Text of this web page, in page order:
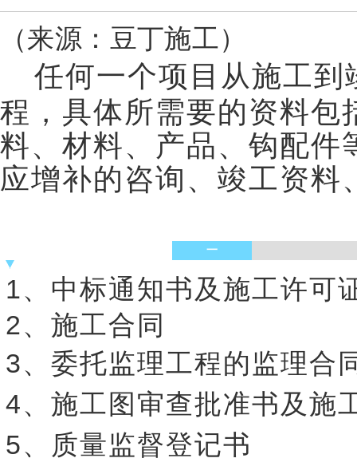
（来源：豆丁施工）
任何一个项目从施工
程，具体所需要的资料包
料、材料、产品、钩配件
应增补的咨询、竣工资
一
1、中标通知书及施工许可
2、施工合同
3、委托监理工程的监理合
4、施工图审查批准书及施
5、质量监督登记书